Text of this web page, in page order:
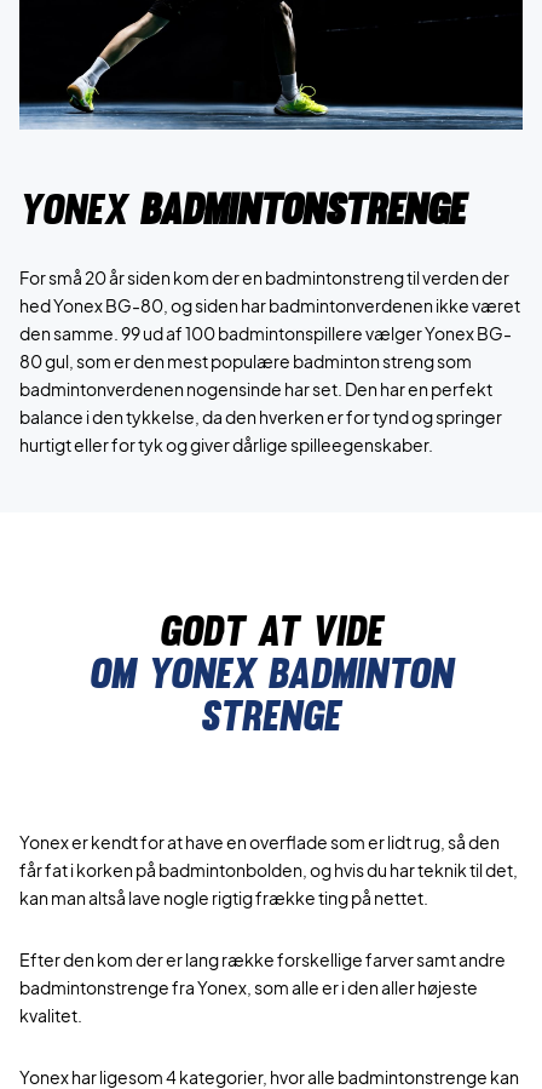
yonexbadmintonstrenge
For små 20 år siden kom der en badmintonstreng til verden der
hed Yonex BG-80, og siden har badmintonverdenen ikke været
den samme. 99 ud af 100 badmintonspillere vælger Yonex BG-
80 gul, som er den mest populære badminton streng som
badmintonverdenen nogensinde har set. Den har en perfekt
balance i den tykkelse, da den hverken er for tynd og springer
hurtigt eller for tyk og giver dårlige spilleegenskaber.
Godt at vide
Om yonex badminton
strenge
Yonex er kendt for at have en overflade som er lidt rug, så den
får fat i korken på badmintonbolden, og hvis du har teknik til det,
kan man altså lave nogle rigtig frække ting på nettet.
Efter den kom der er lang række forskellige farver samt andre
badmintonstrenge fra Yonex, som alle er i den aller højeste
kvalitet.
Yonex har ligesom 4 kategorier, hvor alle badmintonstrenge kan